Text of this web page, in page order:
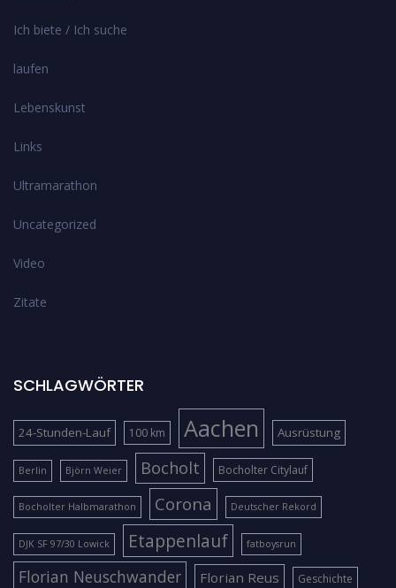
Ich biete / Ich suche
laufen
Lebenskunst
Links
Ultramarathon
Uncategorized
Video
Zitate
SCHLAGWÖRTER
24-Stunden-Lauf 100 km Aachen Ausrüstung
Berlin Björn Weier Bocholt Bocholter Citylauf
Bocholter Halbmarathon Corona Deutscher Rekord
DJK SF 97/30 Lowick Etappenlauf fatboysrun
Florian Neuschwander Florian Reus Geschichte